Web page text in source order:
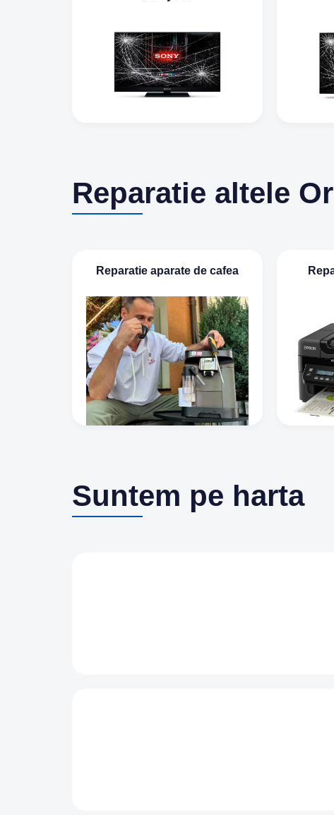
Reparatie altele
Reparatie aparate de cafea
Suntem pe harta